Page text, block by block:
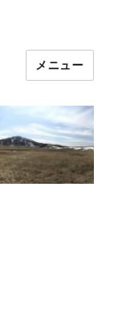
メニュー